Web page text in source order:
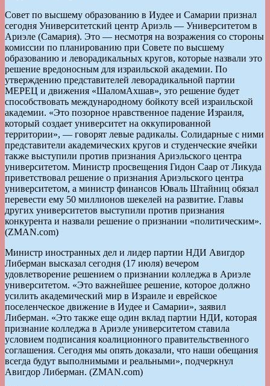
Совет по высшему образованию в Иудее и Самарии признал
сегодня Университетский центр Ариэль — Университетом в
Ариэле (Самария). Это — несмотря на возражения со стороны
комиссии по планированию при Совете по высшему
образованию и леворадикальных кругов, которые назвали это
решение вредоносным для израильской академии. По
утверждению представителей леворадикальной партии
МЕРЕЦ и движения «ШаломАхшав», это решение будет
способствовать международному бойкоту всей израильской
академии. «Это позорное нравственное падение Израиля,
который создает университет на оккупированной
территории», — говорят левые радикалы. Солидарные с ними
представители академических кругов и студенческие ячейки
также выступили против признания Ариэльского центра
университетом. Министр просвещения Гидон Саар от Ликуда
приветствовал решение о признания Ариэльского центра
университетом, а министр финансов Юваль Штайниц обязал
перевести ему 50 миллионов шекелей на развитие. Главы
других университетов выступили против признания
конкурента и назвали решение о признании «политическим».
(ZMAN.com)
Министр иностранных дел и лидер партии НДИ Авигдор
Либерман высказал сегодня (17 июля) вечером
удовлетворение решением о признании колледжа в Ариэле
университетом. «Это важнейшее решение, которое должно
усилить академический мир в Израиле и еврейское
поселенческое движение в Иудее и Самарии», заявил
Либерман. «Это также еще один вклад партии НДИ, которая
признание колледжа в Ариэле университетом ставила
условием подписания коалиционного правительственного
соглашения. Сегодня мы опять доказали, что наши обещания
всегда будут выполнимыми и реальными», подчеркнул
Авигдор Либерман. (ZMAN.com)